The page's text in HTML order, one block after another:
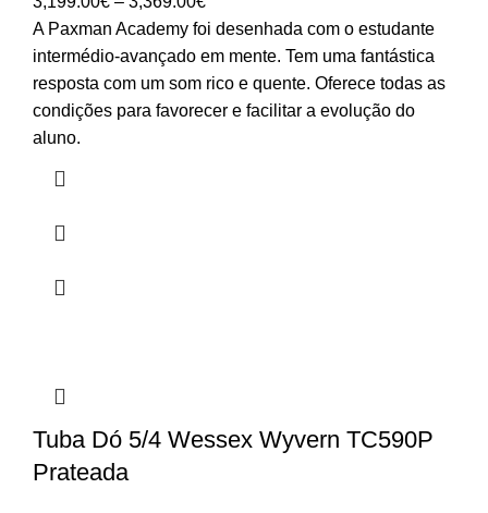
range:
3,199.00€
through
3,369.00€
A Paxman Academy foi desenhada com o estudante
intermédio-avançado em mente. Tem uma fantástica
resposta com um som rico e quente. Oferece todas as
condições para favorecer e facilitar a evolução do
aluno.
Tuba Dó 5/4 Wessex Wyvern TC590P
Prateada